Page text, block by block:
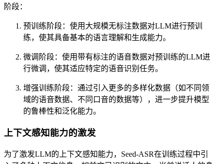
阶段：
预训练阶段：使用大规模无标注数据对LLM进行预训
练，使其具备基本的语言理解和生成能力。
微调阶段：使用带有标注的语音数据对预训练的LLM进
行微调，使其适应特定的语音识别任务。
增强训练阶段：通过引入更多的多样化数据（如不同领
域的语音数据、不同口音的数据等），进一步提升模型
的鲁棒性和泛化能力。
上下文感知能力的激发
为了激发LLM的上下文感知能力，Seed-ASR在训练过程中引